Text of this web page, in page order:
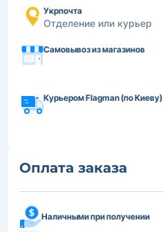
Укрпочта
Отделение или курьер
Самовывоз из магазинов
Курьером Flagman (по Киеву)
Оплата заказа
Наличными при получении